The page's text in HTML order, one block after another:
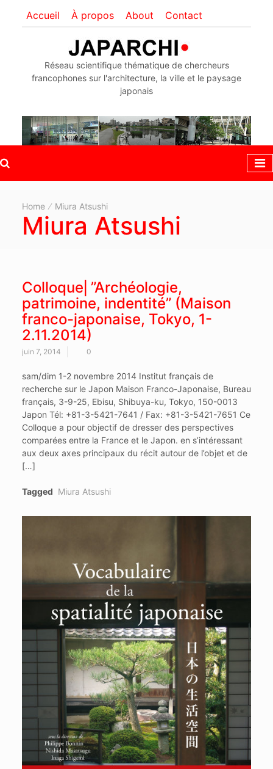
Accueil À propos About Contact
Réseau scientifique thématique de chercheurs
francophones sur l'architecture, la ville et le paysage
japonais
Home Miura Atsushi
Miura Atsushi
Colloque⎜”Archéologie,
patrimoine, indentité” (Maison
franco-japonaise, Tokyo, 1-
2.11.2014)
juin 7, 2014 0
sam/dim 1-2 novembre 2014 Institut français de
recherche sur le Japon Maison Franco-Japonaise, Bureau
français, 3-9-25, Ebisu, Shibuya-ku, Tokyo, 150-0013
Japon Tél: +81-3-5421-7641 / Fax: +81-3-5421-7651 Ce
Colloque a pour objectif de dresser des perspectives
comparées entre la France et le Japon. en s’intéressant
aux deux axes principaux du récit autour de l’objet et de
[…]
Tagged Miura Atsushi